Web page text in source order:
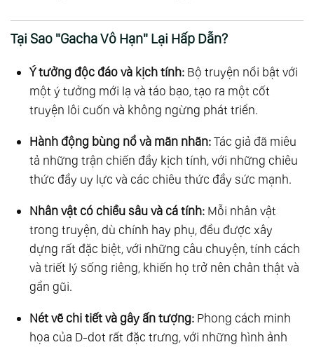
Tại Sao "Gacha Vô Hạn" Lại Hấp Dẫn?
Ý tưởng độc đáo và kịch tính: Bộ truyện nổi bật với
một ý tưởng mới lạ và táo bạo, tạo ra một cốt
truyện lôi cuốn và không ngừng phát triển.
Hành động bùng nổ và mãn nhãn:Tác giả đã miêu
tả những trận chiến đầy kịch tính, với những chiêu
thức đầy uy lực và các chiêu thức đầy sức mạnh.
Nhân vật có chiều sâu và cá tính: Mỗi nhân vật
trong truyện, dù chính hay phụ, đều được xây
dựng rất đặc biệt, với những câu chuyện, tính cách
và triết lý sống riêng, khiến họ trở nên chân thật và
gần gũi.
Nét vẽ chi tiết và gây ấn tượng: Phong cách minh
họa của D-dot rất đặc trưng, với những hình ảnh